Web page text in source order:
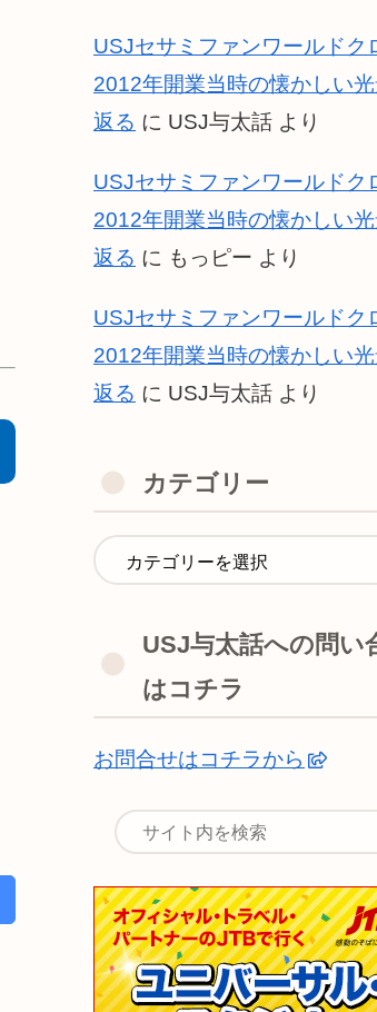
USJセサミファンワールドク
2012年開業当時の懐かしい光
返る に USJ与太話 より
USJセサミファンワールドク
2012年開業当時の懐かしい光
返る に もっピー より
USJセサミファンワールドク
2012年開業当時の懐かしい光
返る に USJ与太話 より
カテゴリー
USJ与太話への問い
はコチラ
お問合せはコチラから